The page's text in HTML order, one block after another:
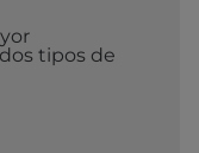
tipos de